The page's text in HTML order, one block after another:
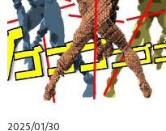
2025/01/30